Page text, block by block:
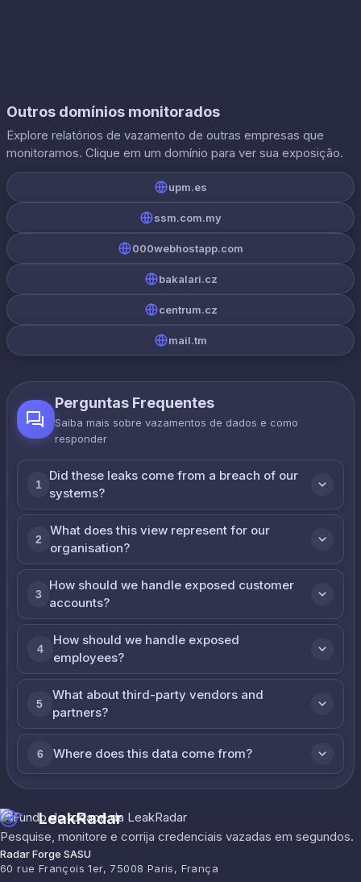
Outros domínios monitorados
Explore relatórios de vazamento de outras empresas que
monitoramos. Clique em um domínio para ver sua exposição.
upm.es
ssm.com.my
000webhostapp.com
bakalari.cz
centrum.cz
mail.tm
Perguntas Frequentes
Saiba mais sobre vazamentos de dados e como
responder
1
Did these leaks come from a breach of our
systems?
2
What does this view represent for our
organisation?
3
How should we handle exposed customer
accounts?
4
How should we handle exposed
employees?
5
What about third-party vendors and
partners?
6 Where does this data come from?
LeakRadar
Pesquise, monitore e corrija credenciais vazadas em segundos.
Radar Forge SASU
60 rue François 1er, 75008 Paris, França